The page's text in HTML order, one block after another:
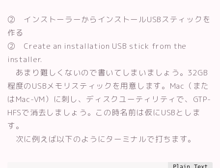
② インストーラーからインストールUSBスティックを
作る
② Create an installation USB stick from the
installer.
あまり難しくないので書いてしまいましょう。32GB
程度のUSBメモリスティックを用意します。Mac（また
はMac-VM）に刺し、ディスクユーティリティで、GTP-
HFSで消去しましょう。この時名前は仮にUSBとしま
す。
次に例えば以下のようにターミナルで打ちます。